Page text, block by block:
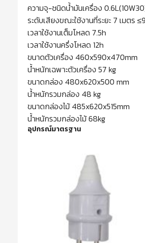
ความจุ-ชนิดน้ำมันเครื่อง
ระดับเสียงขณะใช้งานที่ระยะ 7 เมตร
เวลาใช้งานเต็มโหลด 7.5h
เวลาใช้งานครึ่งโหลด 12h
ขนาดตัวเครื่อง 460x590x470mm
น้ำหนักเฉพาะตัวเครื่อง 57 kg
ขนาดกล่อง 480x620x500 mm
น้ำหนักรวมกล่อง 48 kg
ขนาดกล่องไม้ 485x620x515mm
น้ำหนักรวมกล่องไม้ 68kg
อุปกรณ์มาตรฐาน